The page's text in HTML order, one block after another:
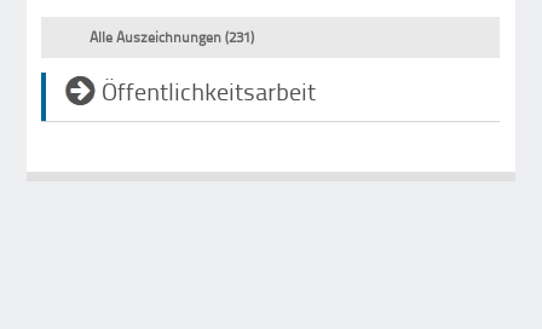
Alle Auszeichnungen (231)
Öffentlichkeitsarbeit